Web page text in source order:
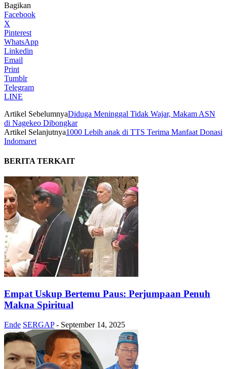
Bagikan
Facebook
X
Pinterest
WhatsApp
Linkedin
Email
Print
Tumblr
Telegram
LINE
Artikel SebelumnyaDiduga Meninggal Tidak Wajar, Makam ASN
di Nagekeo Dibongkar
Artikel Selanjutnya1000 Lebih anak di TTS Terima Manfaat Donasi
Indomaret
BERITA TERKAIT
Empat Uskup Bertemu Paus: Perjumpaan Penuh
Makna Spiritual
Ende SERGAP - September 14, 2025